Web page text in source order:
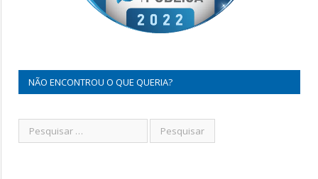
NÃO ENCONTROU O QUE QUERIA?